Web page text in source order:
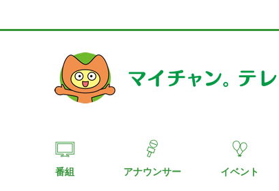
番組 アナウンサー イベント